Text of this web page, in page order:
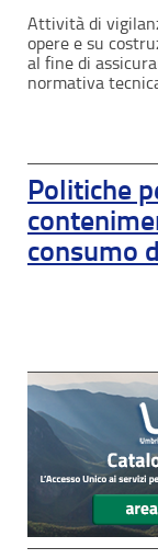
Attività di
opere e su
al fine di
normativa
Politiche
consumo